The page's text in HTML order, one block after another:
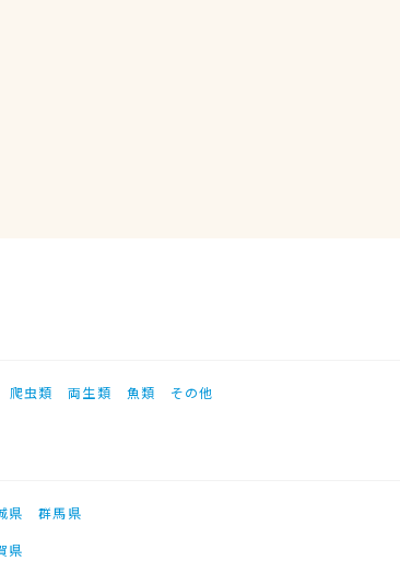
爬虫類 両生類 魚類 その他
県
群馬県
県